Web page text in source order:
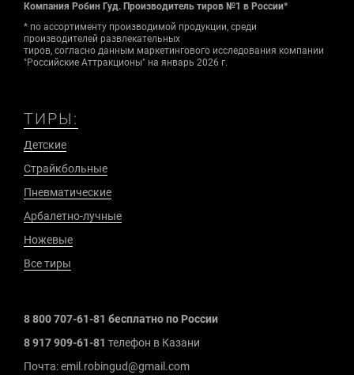
Компания Робин Гуд. Производитель тиров №1 в России*
* по ассортименту производимой продукции, среди
производителей развлекательных
тиров, согласно данным маркетингового исследования компании
"Российские Аттракционы" на январь 2026 г.
ТИРЫ:
Детские
Страйкбольные
Пневматические
Арбалетно-лучные
Ножевые
Все тиры
8 800 707-61-81 бесплатно по России
8 917 909-61-81 телефон в Казани
Почта: emil.robingud@gmail.com